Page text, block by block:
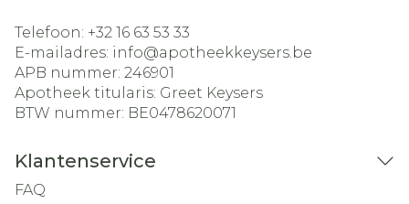
Telefoon: +32 16 63 53 33
E-mailadres: info@apotheekkeysers.be
APB nummer: 246901
Apotheek titularis: Greet Keysers
BTW nummer: BE0478620071
Klantenservice
FAQ